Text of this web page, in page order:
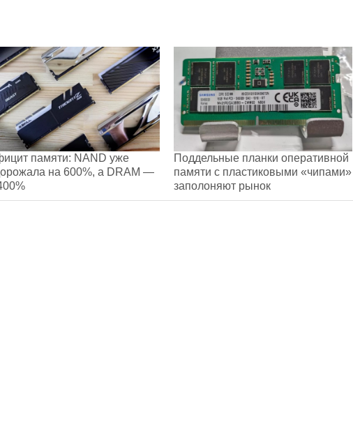
памяти: NAND уже
на 600%, а DRAM —
Поддельные планки оперативной
памяти с пластиковыми «чипами»
заполоняют рынок